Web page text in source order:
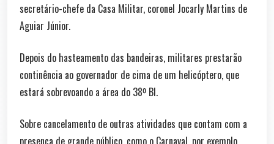
secretário-chefe da Casa Militar, coronel Jocarly Martins de
Aguiar Júnior.
Depois do hasteamento das bandeiras, militares prestarão
continência ao governador de cima de um helicóptero, que
estará sobrevoando a área do 38º BI.
Sobre cancelamento de outras atividades que contam com a
presença de grande público, como o Carnaval, por exemplo,